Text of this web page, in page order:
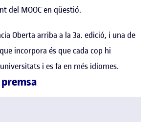
del MOOC en qüestió.
Oberta arriba a la 3a. edició, i una de
incorpora és que cada cop hi
i es fa en més idiomes.